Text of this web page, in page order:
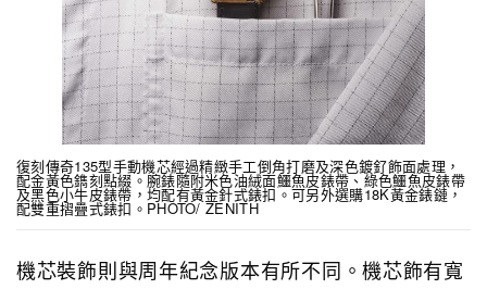
復刻傳奇135型手動機芯經過精緻手工倒角打磨及深色鍍釕飾面處理，
配金黃色鐫刻點綴。腕錶隨附米色油絨面鱷魚皮錶帶、綠色鱷魚皮錶帶
及黑色小牛皮錶帶，均配有黃金針式錶扣。可另外選購18K黃金錶鏈，
配雙重摺疊式錶扣。PHOTO/ ZENITH
機芯裝飾則與周年紀念版本有所不同。機芯飾有寬